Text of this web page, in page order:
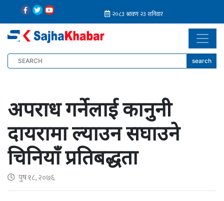
search
अपराध गर्नेलाई कानुनी
दायरामा ल्याउन सघाउने
चिनियाँ प्रतिबद्धता
पुष १८, २०७६